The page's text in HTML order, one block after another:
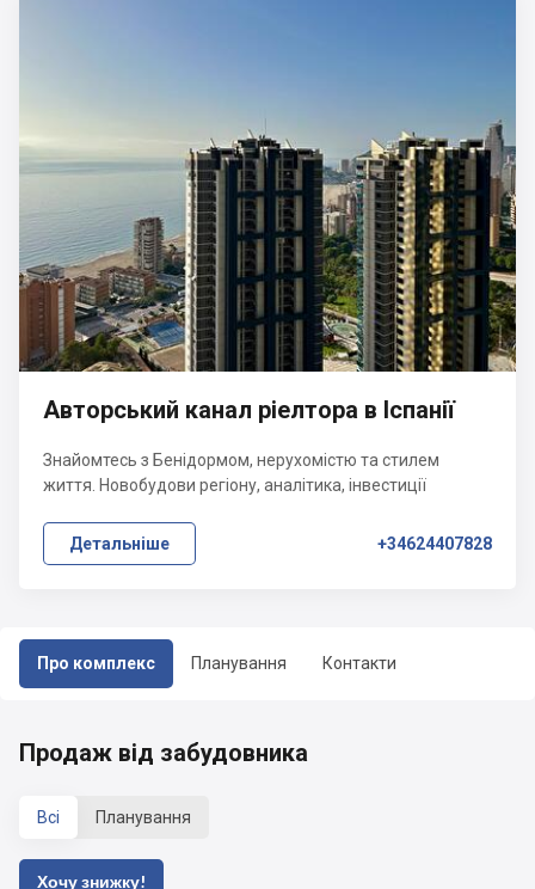
Про комплекс Планування Контакти
Авторський канал ріелтора в Іспанії
Знайомтесь з Бенідормом, нерухомістю та стилем
життя. Новобудови регіону, аналітика, інвестиції
Детальніше +34624407828
Продаж від забудовника
Всі Планування
Хочу знижку!